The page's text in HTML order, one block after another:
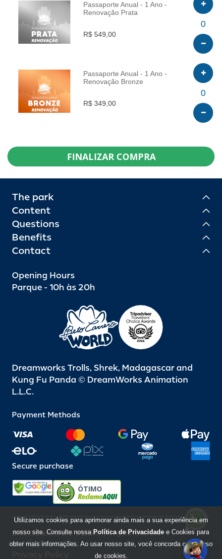
INFO
Passaporte Anual - 1 Ano -
Renovação Prata
R$ 549,00
0
INFO
Passaporte Anual - 1 Ano -
Renovação Bronze
R$ 349,00
0
FINALIZAR COMPRA
The park
Content
Questions
Benefits
Contact
Opening Hours
Parque - 10h às 20h
Dreamworks Trolls, Shrek, Madagascar and
Kung Fu Panda © DreamWorks Animation
L.L.C.
Payment Methods
Secure purchase
ÓTIMO
Beto Carrero World @ 2026 / All rights reserved
85.248.987/0001-10
Utilizamos cookies para aprimorar ainda mais a sua experiência em
nosso site. Consulte nossa Política de Privacidade e Cookies para
obter mais informações. Ao usar nosso site, você concorda com o uso
de cookies.